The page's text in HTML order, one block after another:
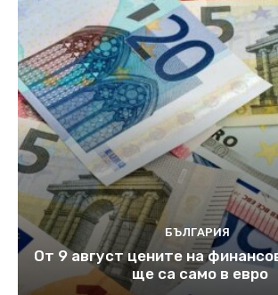
БЪЛГАРИЯ
От 9 август цените на
ще са само в евро